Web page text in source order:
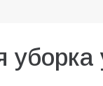
уборка